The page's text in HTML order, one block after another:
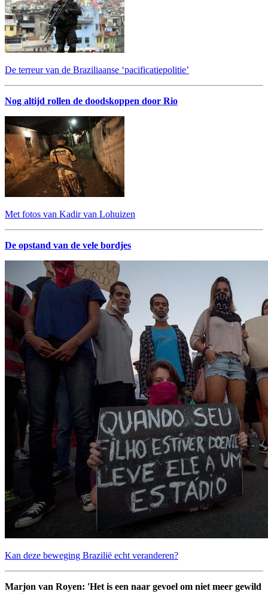
De terreur van de Braziliaanse ‘pacificatiepolitie’
Nog altijd rollen de doodskoppen door Rio
Met fotos van Kadir van Lohuizen
De opstand van de vele bordjes
Kan deze beweging Brazilië echt veranderen?
Marjon van Royen: 'Het is een naar gevoel om niet meer gewild